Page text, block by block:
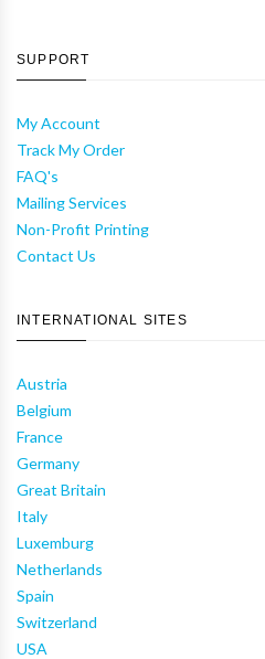
SUPPORT
My Account
Track My Order
FAQ's
Mailing Services
Non-Profit Printing
Contact Us
INTERNATIONAL SITES
Austria
Belgium
France
Germany
Great Britain
Italy
Luxemburg
Netherlands
Spain
Switzerland
USA